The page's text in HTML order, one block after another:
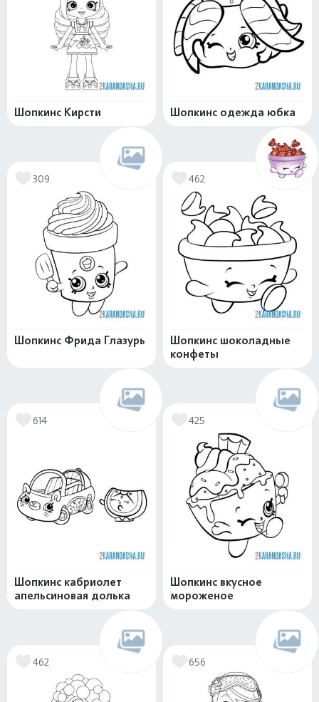
Шопкинс Кирсти Шопкинс одежда юбка
309
Шопкинс Фрида Глазурь
462
Шопкинс шоколадные
конфеты
614
Шопкинс кабриолет
апельсиновая долька
425
Шопкинс вкусное
мороженое
462 656